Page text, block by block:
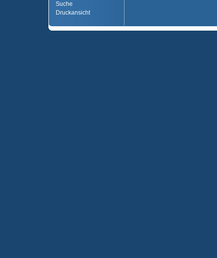
Suche
Druckansicht